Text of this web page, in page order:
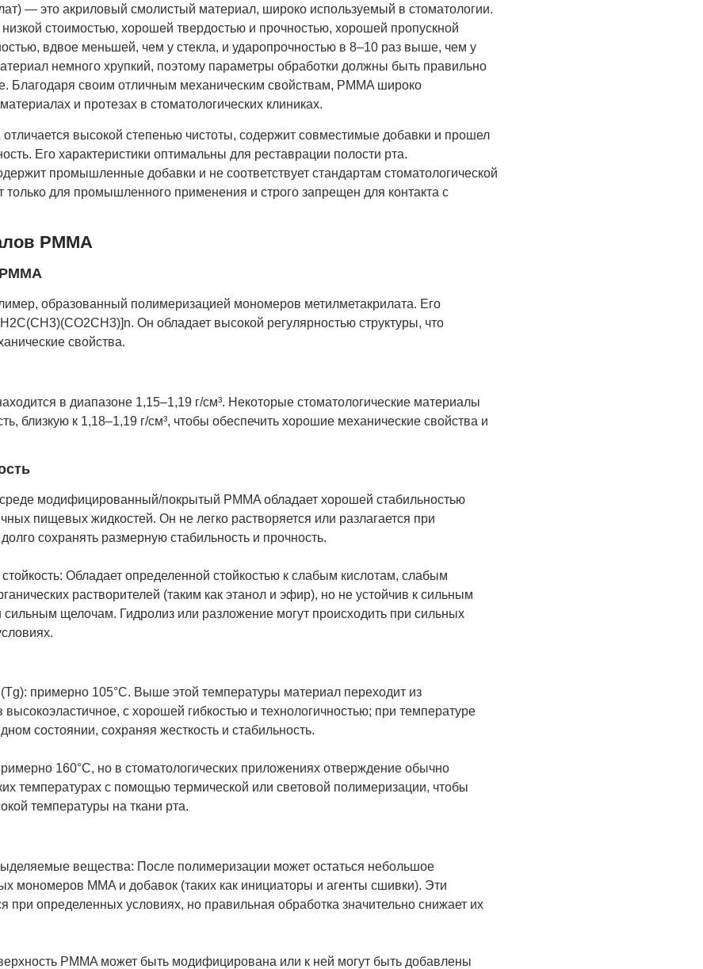
— это акриловый смолистый материал, широко используемый в стоматологии.
стоимостью, хорошей твердостью и прочностью, хорошей пропускной
вдвое меньшей, чем у стекла, и ударопрочностью в 8–10 раз выше, чем у
немного хрупкий, поэтому параметры обработки должны быть правильно
Благодаря своим отличным механическим свойствам, PMMA широко
и протезах в стоматологических клиниках.
высокой степенью чистоты, содержит совместимые добавки и прошел
Его характеристики оптимальны для реставрации полости рта.
промышленные добавки и не соответствует стандартам стоматологической
только для промышленного применения и строго запрещен для контакта с
PMMA
образованный полимеризацией мономеров метилметакрилата. Его
Он обладает высокой регулярностью структуры, что
свойства.
в диапазоне 1,15–1,19 г/см³. Некоторые стоматологические материалы
близкую к 1,18–1,19 г/см³, чтобы обеспечить хорошие механические свойства и
модифицированный/покрытый PMMA обладает хорошей стабильностью
пищевых жидкостей. Он не легко растворяется или разлагается при
сохранять размерную стабильность и прочность.
Обладает определенной стойкостью к слабым кислотам, слабым
растворителей (таким как этанол и эфир), но не устойчив к сильным
сильным щелочам. Гидролиз или разложение могут происходить при сильных
примерно 105°C. Выше этой температуры материал переходит из
высокоэластичное, с хорошей гибкостью и технологичностью; при температуре
состоянии, сохраняя жесткость и стабильность.
160°C, но в стоматологических приложениях отверждение обычно
температурах с помощью термической или световой полимеризации, чтобы
температуры на ткани рта.
вещества: После полимеризации может остаться небольшое
мономеров MMA и добавок (таких как инициаторы и агенты сшивки). Эти
при определенных условиях, но правильная обработка значительно снижает их
PMMA может быть модифицирована или к ней могут быть добавлены